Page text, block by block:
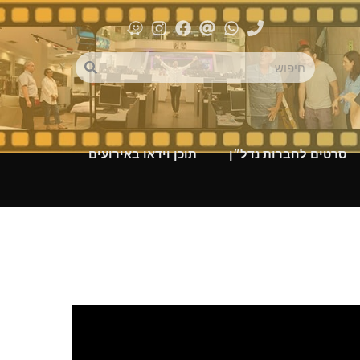
סרטים לחברות נדל״ן תוכן וידאו באירועים